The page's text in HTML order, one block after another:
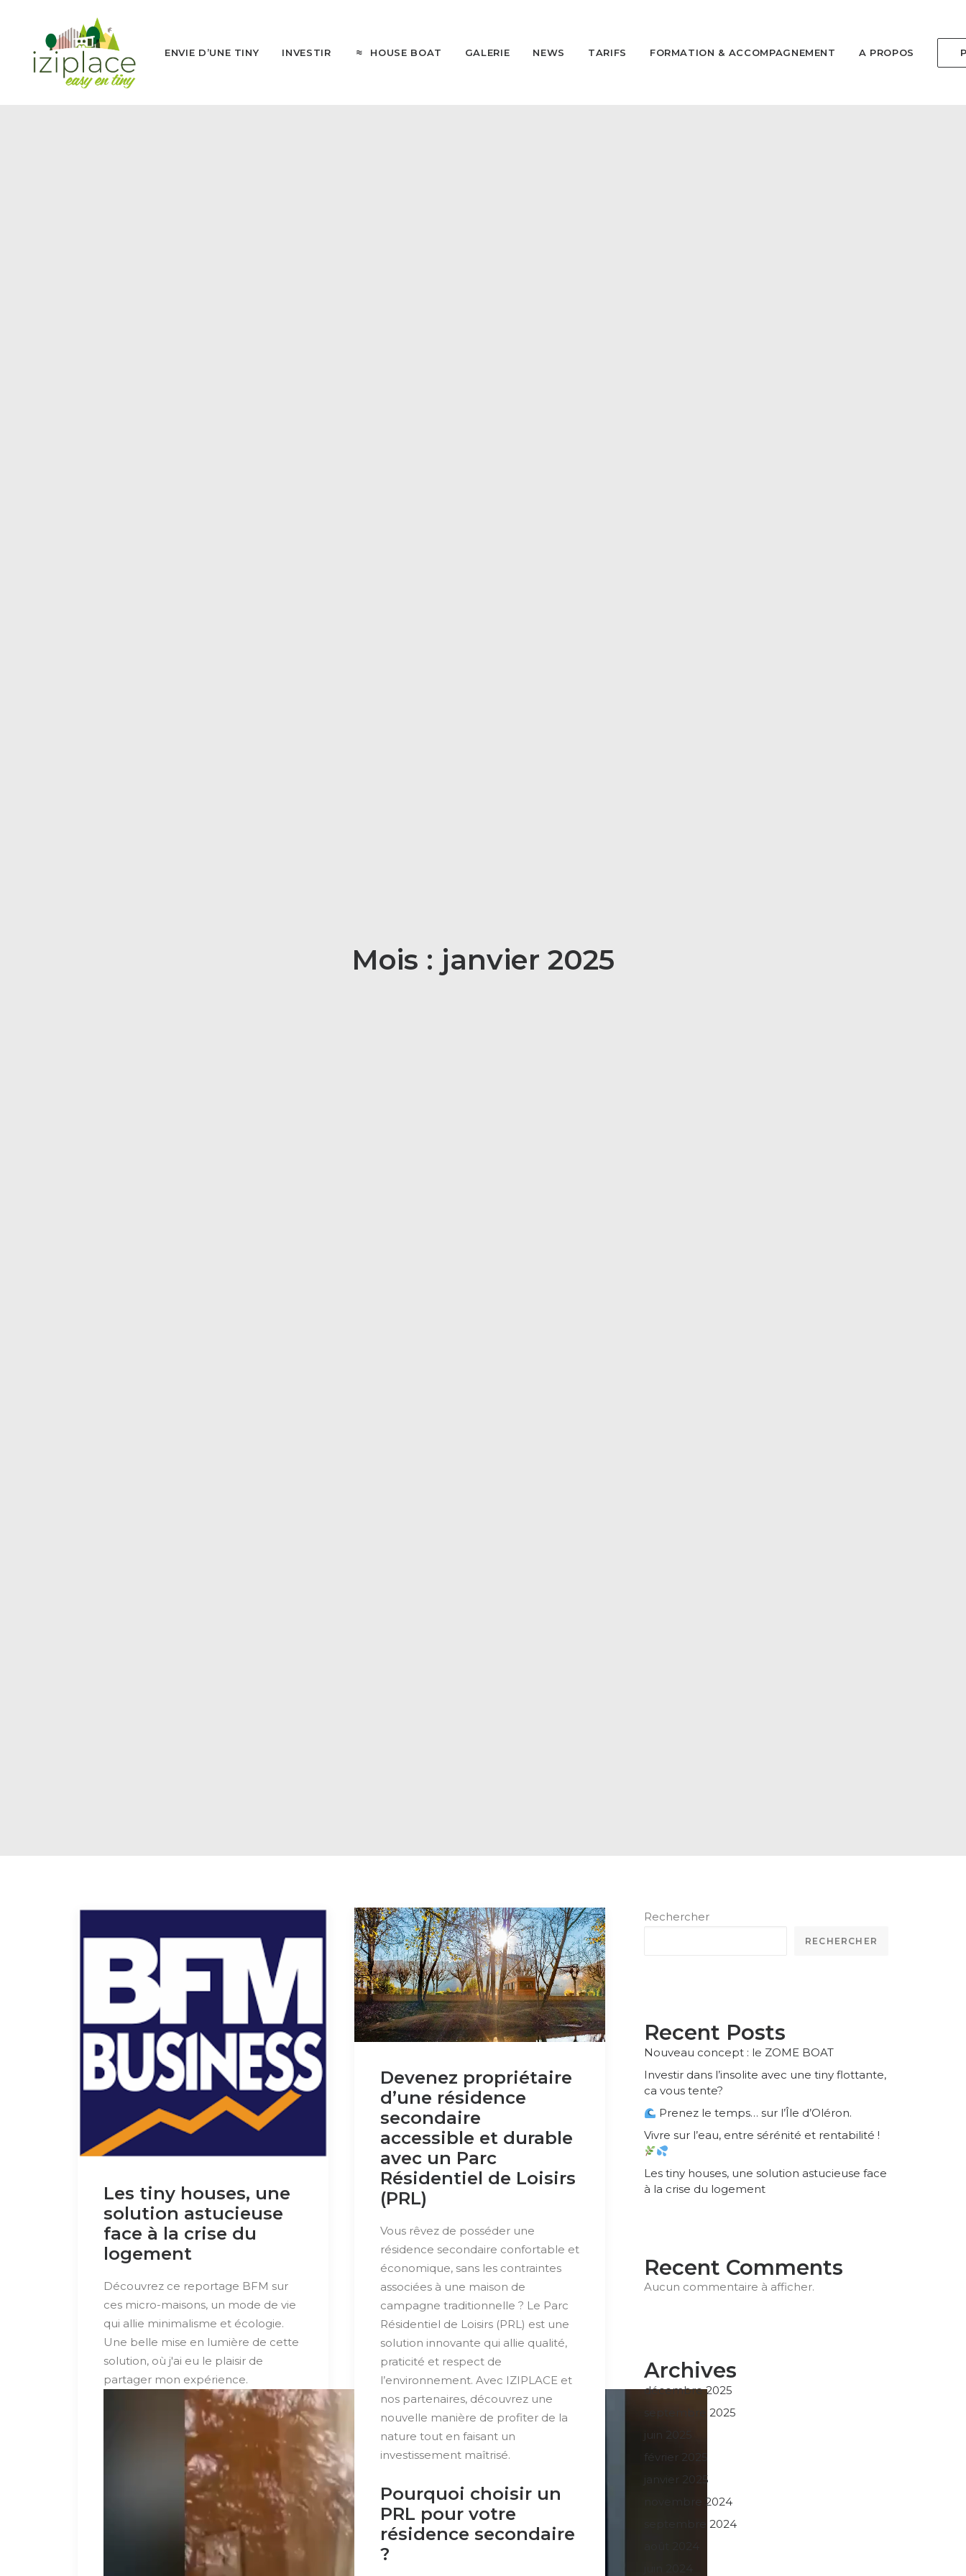
ENVIE D’UNE TINY INVESTIR HOUSE BOAT GALERIE NEWS TARIFS FORMATION & ACCOMPAGNEMENT A PROPOS
Mois : janvier 2025
Les tiny houses, une
solution astucieuse
face à la crise du
logement
Découvrez ce reportage BFM sur
ces micro-maisons, un mode de vie
qui allie minimalisme et écologie.
Une belle mise en lumière de cette
solution, où j'ai eu le plaisir de
partager mon expérience.
Devenez propriétaire
d’une résidence
secondaire
accessible et durable
avec un Parc
Résidentiel de Loisirs
(PRL)
Vous rêvez de posséder une
résidence secondaire confortable et
économique, sans les contraintes
associées à une maison de
campagne traditionnelle ? Le Parc
Résidentiel de Loisirs (PRL) est une
solution innovante qui allie qualité,
praticité et respect de
l’environnement. Avec IZIPLACE et
nos partenaires, découvrez une
nouvelle manière de profiter de la
nature tout en faisant un
investissement maîtrisé.
Pourquoi choisir un
PRL pour votre
résidence secondaire
?
Rechercher
RECHERCHER
Recent Posts
Nouveau concept : le ZOME BOAT
Investir dans l’insolite avec une tiny flottante,
ca vous tente?
Prenez le temps… sur l’Île d’Oléron.
Vivre sur l’eau, entre sérénité et rentabilité !
Les tiny houses, une solution astucieuse face
à la crise du logement
Recent Comments
Aucun commentaire à afficher.
Archives
décembre 2025
septembre 2025
juin 2025
février 2025
janvier 2025
novembre 2024
septembre 2024